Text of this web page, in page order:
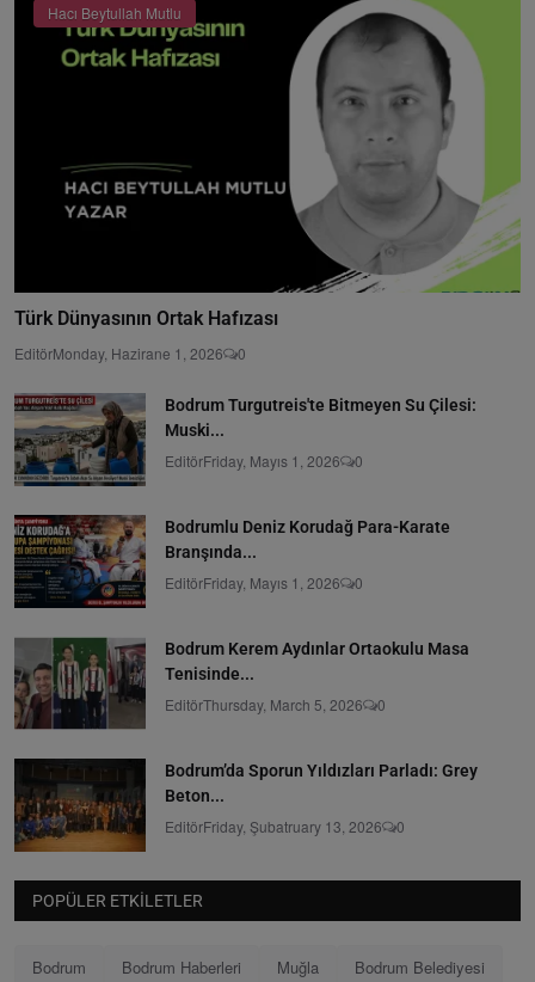
Hacı Beytullah Mutlu
Türk Dünyasının Ortak Hafızası
EditörMonday, Hazirane 1, 2026 0
Bodrum Turgutreis'te Bitmeyen Su Çilesi:
Muski...
EditörFriday, Mayıs 1, 2026 0
Bodrumlu Deniz Korudağ Para-Karate
Branşında...
EditörFriday, Mayıs 1, 2026 0
Bodrum Kerem Aydınlar Ortaokulu Masa
Tenisinde...
EditörThursday, March 5, 2026 0
Bodrum’da Sporun Yıldızları Parladı: Grey
Beton...
EditörFriday, Şubatruary 13, 2026 0
POPÜLER ETKILETLER
Bodrum Bodrum Haberleri Muğla
Bodrum Belediyesi